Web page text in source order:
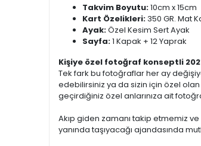
Takvim Boyutu:10cm x 15cm
Kart Özelikleri:350 GR. Mat
Ayak:Özel Kesim Sert Ayak
Sayfa:1 Kapak + 12 Yaprak
Kişiye özel fotoğraf konseptli
Tek fark bu fotoğraflar her ay
edebilirsiniz ya da sizin için özel olan
geçirdiğiniz özel anlarınıza ait
Akıp giden zamanı takip etmemiz
yanında taşıyacağı ajandasında